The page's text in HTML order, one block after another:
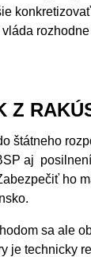
Z
štátneho
aj
ho
sa ale
je technicky